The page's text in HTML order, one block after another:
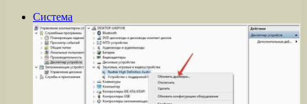
Система